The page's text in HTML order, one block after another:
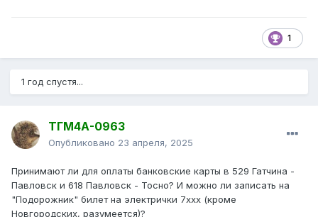
1
1 год спустя...
ТГМ4А-0963
Опубликовано 23 апреля, 2025
Принимают ли для оплаты банковские карты в 529 Гатчина -
Павловск и 618 Павловск - Тосно? И можно ли записать на
"Подорожник" билет на электрички 7xxx (кроме
Новгородских, разумеется)?